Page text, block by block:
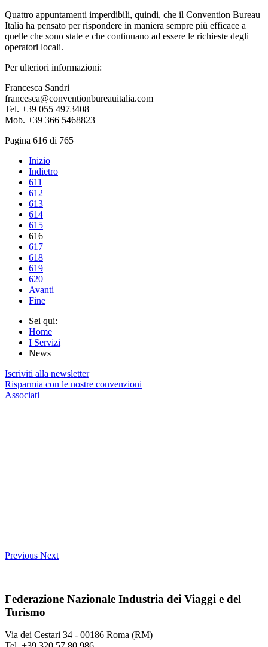
Quattro appuntamenti imperdibili, quindi, che il Convention Bureau
Italia ha pensato per rispondere in maniera sempre più efficace a
quelle che sono state e che continuano ad essere le richieste degli
operatori locali.
Per ulteriori informazioni:
Francesca Sandri
francesca@conventionbureauitalia.com
Tel. +39 055 4973408
Mob. +39 366 5468823
Pagina 616 di 765
Inizio
Indietro
611
612
613
614
615
616
617
618
619
620
Avanti
Fine
Sei qui:
Home
I Servizi
News
Iscriviti alla newsletter
Risparmia con le nostre convenzioni
Associati
Previous Next
Federazione Nazionale Industria dei Viaggi e del
Turismo
Via dei Cestari 34 - 00186 Roma (RM)